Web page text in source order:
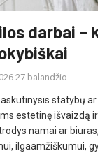
darbai –
27 balandžio
statybų
estetinę išvaizdą
namai ar
ilgaamžiškumui,